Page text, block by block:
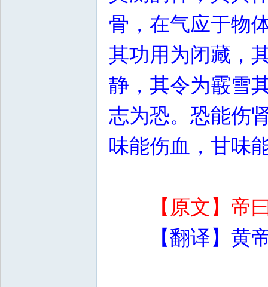
骨，在气应于物
其功用为闭藏，
静，其令为霰雪
志为恐。恐能伤
味能伤血，甘味
【原文】帝
【翻译】黄